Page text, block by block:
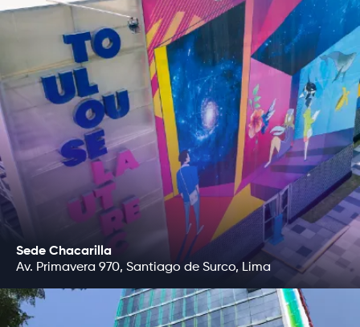
Sede Chacarilla
Av. Primavera 970, Santiago de Surco, Lima